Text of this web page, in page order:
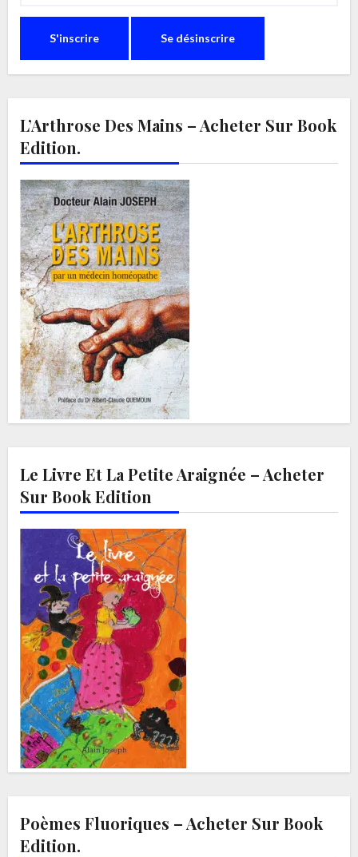
L’Arthrose Des Mains – Acheter Sur Book
Edition.
Le Livre Et La Petite Araignée – Acheter
Sur Book Edition
Poèmes Fluoriques – Acheter Sur Book
Edition.